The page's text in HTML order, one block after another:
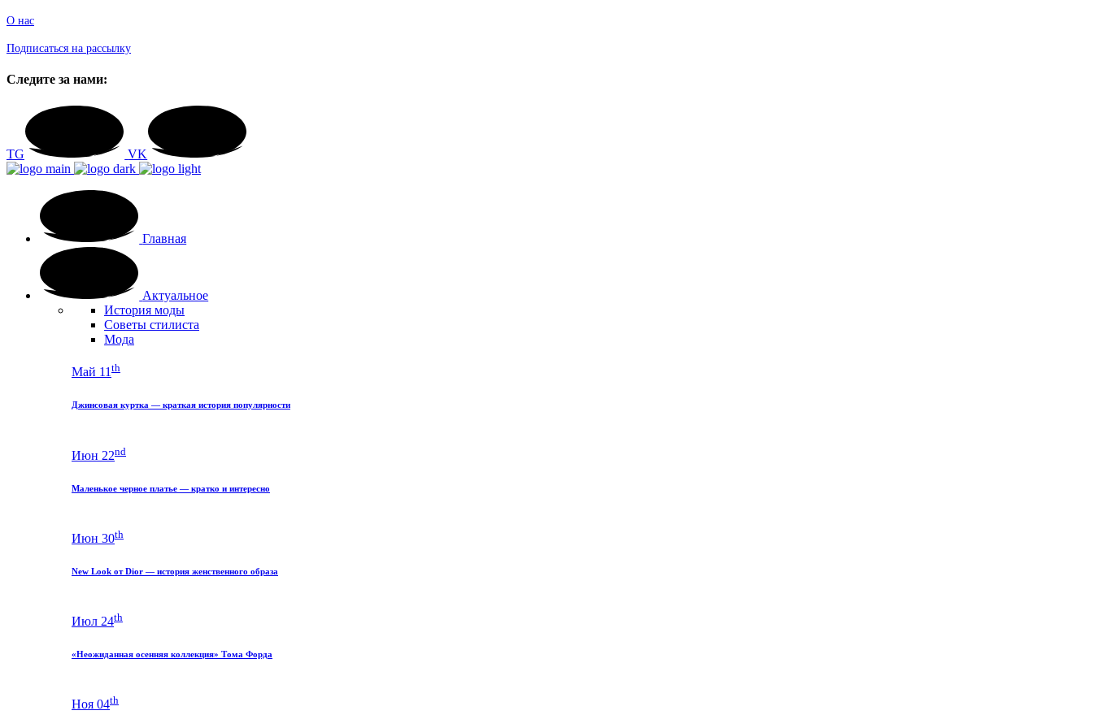
О нас
Подписаться на рассылку
Следите за нами:
TG VK
Главная
Актуальное
История моды
Советы стилиста
Мода
Май 11th
Джинсовая куртка — краткая история популярности
Июн 22nd
Маленькое черное платье — кратко и интересно
Июн 30th
New Look от Dior — история женственного образа
Июл 24th
«Неожиданная осенняя коллекция» Тома Форда
Ноя 04th